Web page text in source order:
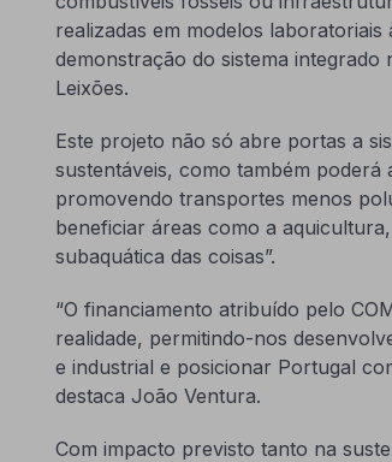
realizadas em modelos
demonstração do sistema
Leixões.
Este projeto não só abre portas a
sustentáveis, como também
promovendo transportes menos
beneficiar áreas como a
subaquática das coisas”.
“O financiamento atribuído pelo
realidade, permitindo-nos
e industrial e posicionar Portugal
destaca João Ventura.
Com impacto previsto tanto na